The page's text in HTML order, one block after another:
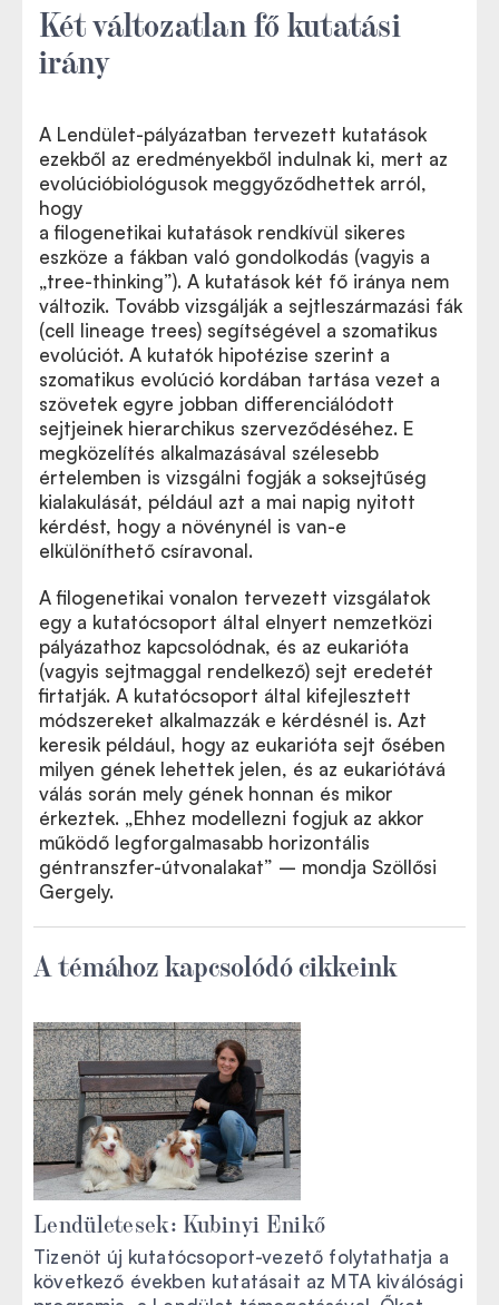
Két változatlan fő kutatási
irány
A Lendület-pályázatban tervezett kutatások
ezekből az eredményekből indulnak ki, mert az
evolúcióbiológusok meggyőződhettek arról,
hogy
a filogenetikai kutatások rendkívül sikeres
eszköze a fákban való gondolkodás (vagyis a
„tree-thinking”). A kutatások két fő iránya nem
változik. Tovább vizsgálják a sejtleszármazási fák
(cell lineage trees) segítségével a szomatikus
evolúciót. A kutatók hipotézise szerint a
szomatikus evolúció kordában tartása vezet a
szövetek egyre jobban differenciálódott
sejtjeinek hierarchikus szerveződéséhez. E
megközelítés alkalmazásával szélesebb
értelemben is vizsgálni fogják a soksejtűség
kialakulását, például azt a mai napig nyitott
kérdést, hogy a növénynél is van-e
elkülöníthető csíravonal.
A filogenetikai vonalon tervezett vizsgálatok
egy a kutatócsoport által elnyert nemzetközi
pályázathoz kapcsolódnak, és az eukarióta
(vagyis sejtmaggal rendelkező) sejt eredetét
firtatják. A kutatócsoport által kifejlesztett
módszereket alkalmazzák e kérdésnél is. Azt
keresik például, hogy az eukarióta sejt ősében
milyen gének lehettek jelen, és az eukariótává
válás során mely gének honnan és mikor
érkeztek. „Ehhez modellezni fogjuk az akkor
működő legforgalmasabb horizontális
géntranszfer-útvonalakat” – mondja Szöllősi
Gergely.
A témához kapcsolódó cikkeink
Lendületesek: Kubinyi Enikő
Tizenöt új kutatócsoport-vezető folytathatja a
következő években kutatásait az MTA kiválósági